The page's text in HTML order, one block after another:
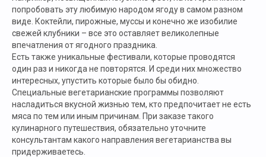
попробовать эту любимую народом ягоду в самом разном
виде. Коктейли, пирожные, муссы и конечно же изобилие
свежей клубники – все это оставляет великолепные
впечатления от ягодного праздника.
Есть также уникальные фестивали, которые проводятся
один раз и никогда не повторятся. И среди них множество
интересных, упустить которые было бы обидно.
Специальные вегетарианские программы позволяют
насладиться вкусной жизнью тем, кто предпочитает не есть
мяса по тем или иным причинам. При заказе такого
кулинарного путешествия, обязательно уточните
консультантам какого направления вегетарианства вы
придерживаетесь.